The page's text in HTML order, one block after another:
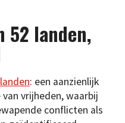
landen,
: een aanzienlijk
vrijheden, waarbij
conflicten als